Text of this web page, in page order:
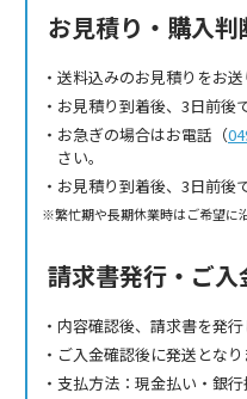
お見積り・購入判
送料込みのお見積りをお送
お見積り到着後、3日前後
お急ぎの場合はお電話（
さい。
お見積り到着後、3日前後
繁忙期や長期休業時はご希望に
請求書発行・ご入
内容確認後、請求書を発行
ご入金確認後に発送となり
支払方法：現金払い・銀行